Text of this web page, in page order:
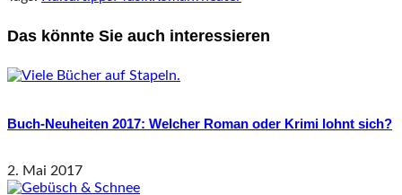
Das könnte Sie auch interessieren
Buch-Neuheiten 2017: Welcher Roman oder Krimi lohnt sich?
2. Mai 2017